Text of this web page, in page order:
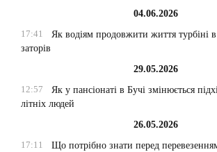
04.06.2026
17:41
Як водіям продовжити життя турбіні
заторів
29.05.2026
12:57
Як у пансіонаті в Бучі змінюється
літніх людей
26.05.2026
17:11
Що потрібно знати перед